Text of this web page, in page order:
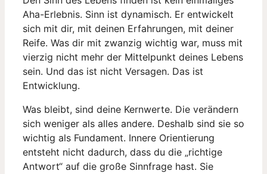
Aha-Erlebnis. Sinn ist dynamisch. Er entwickelt
sich mit dir, mit deinen Erfahrungen, mit deiner
Reife. Was dir mit zwanzig wichtig war, muss mit
vierzig nicht mehr der Mittelpunkt deines Lebens
sein. Und das ist nicht Versagen. Das ist
Entwicklung.
Was bleibt, sind deine Kernwerte. Die verändern
sich weniger als alles andere. Deshalb sind sie so
wichtig als Fundament. Innere Orientierung
entsteht nicht dadurch, dass du die „richtige
Antwort“ auf die große Sinnfrage hast. Sie